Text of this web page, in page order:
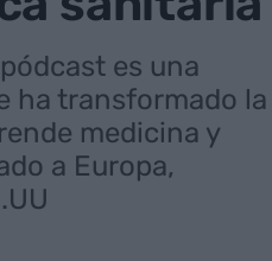
es una
ha transformado la
medicina y
a Europa,